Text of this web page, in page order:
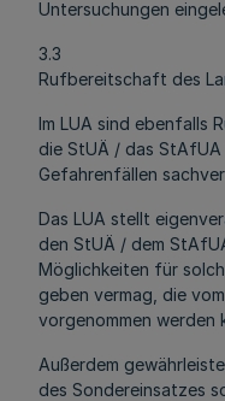
Untersuchungen
3.3
Rufbereitschaft des
Im LUA sind ebenfalls
die StUÄ / das
Gefahrenfällen
Das LUA stellt
den StUÄ / dem
Möglichkeiten für
geben vermag, die
vorgenommen werden
Außerdem
des Sondereinsatzes